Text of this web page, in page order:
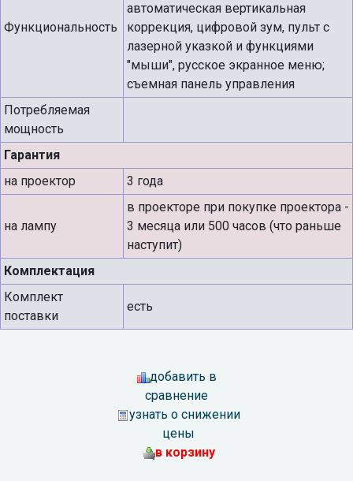
Функциональность
автоматическая вертикальная
коррекция, цифровой зум, пульт с
лазерной указкой и функциями
"мыши", русское экранное меню;
съемная панель управления
Потребляемая
мощность
Гарантия
на проектор
3 года
на лампу
в проекторе при покупке проектора -
3 месяца или 500 часов (что раньше
наступит)
Комплектация
Комплект
поставки
есть
добавить в
сравнение
узнать о снижении
цены
в корзину